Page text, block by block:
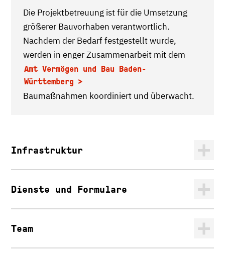
Die Projektbetreuung ist für die Umsetzung
größerer Bauvorhaben verantwortlich.
Nachdem der Bedarf festgestellt wurde,
werden in enger Zusammenarbeit mit dem
Amt Vermögen und Bau Baden-
Württemberg
Baumaßnahmen koordiniert und überwacht.
Infrastruktur
Dienste und Formulare
Team